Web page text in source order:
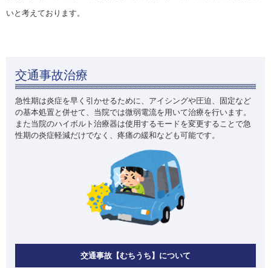
いと考えております。
交通事故治療
急性期は炎症を早く引かせるために、アイシングや圧迫、固定など
の基本処置と併せて、当院では微弱電流を用いて治療を行います。
また当院のハイボルト治療器は使用するモードを変更することで急
性期の炎症軽減だけでなく、疼痛の緩和なども可能です。
交通事故【むちうち】について